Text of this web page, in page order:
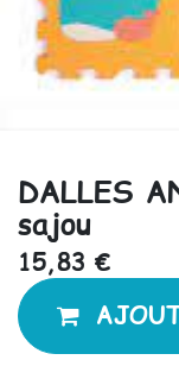
DALLES
sajou
15,83 €